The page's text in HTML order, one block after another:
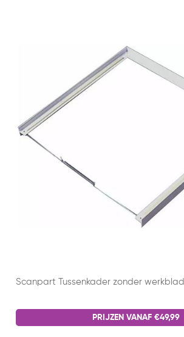
Scanpart Tussenkader zonder werkblad
PRIJZEN VANAF €49,99